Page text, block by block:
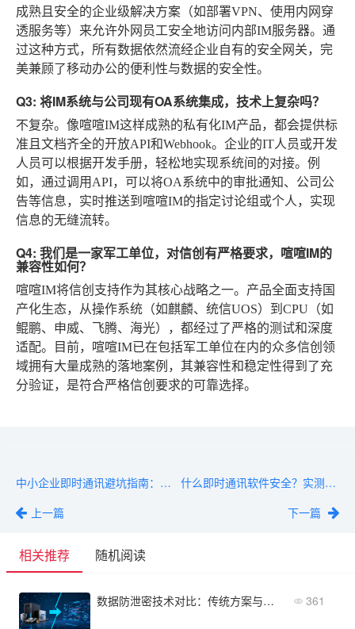
成熟且安全的企业级解决方案（如部署VPN、使用内网穿
透服务等）来允许外网员工安全地访问内部IM服务器。通
过这种方式，所有数据依然流经企业自有的安全网关，完
美兼顾了移动办公的便利性与数据的安全性。
Q3: 将IM系统与公司现有OA系统集成，技术上复杂吗？
不复杂。像喧喧IM这样成熟的私有化IM产品，都会提供标
准且文档齐全的开放API和Webhook。企业的IT人员或开发
人员可以根据开发手册，轻松地实现系统间的对接。例
如，通过调用API，可以将OA系统中的审批通知、公司公
告等信息，实时推送到喧喧IM的指定讨论组或个人，实现
信息的无缝流转。
Q4: 我们是一家军工单位，对信创有严格要求，喧喧IM的
兼容性如何？
喧喧IM将信创支持作为其核心战略之一。产品全面支持国
产化生态，从操作系统（如麒麟、统信UOS）到CPU（如
鲲鹏、申威、飞腾、海光），都经过了严格的测试和深度
适配。目前，喧喧IM已在包括军工单位在内的众多信创领
域拥有大量成熟的落地案例，其兼容性和稳定性得到了充
分验证，是符合严格信创要求的可靠选择。
中小企业即时通讯避坑指南：别被大厂免费版绑死数据
上一篇
什么即时通讯软件安全？实测6款产品的端到端加密能力
下一篇
相关推荐 随机阅读
数据防泄密技术对比：传统方案与新兴AI防护的优劣分析 361